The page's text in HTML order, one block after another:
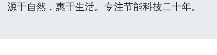
源于自然，惠于生活。专注节能科技二十年。